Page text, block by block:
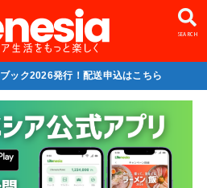
SEARCH
ック2026発行！配送申込はこちら